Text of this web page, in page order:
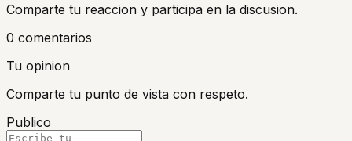
Comparte tu reaccion y participa en la discusion.
0 comentarios
Tu opinion
Comparte tu punto de vista con respeto.
Publico